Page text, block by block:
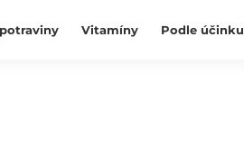
Vitamíny Podle účinku